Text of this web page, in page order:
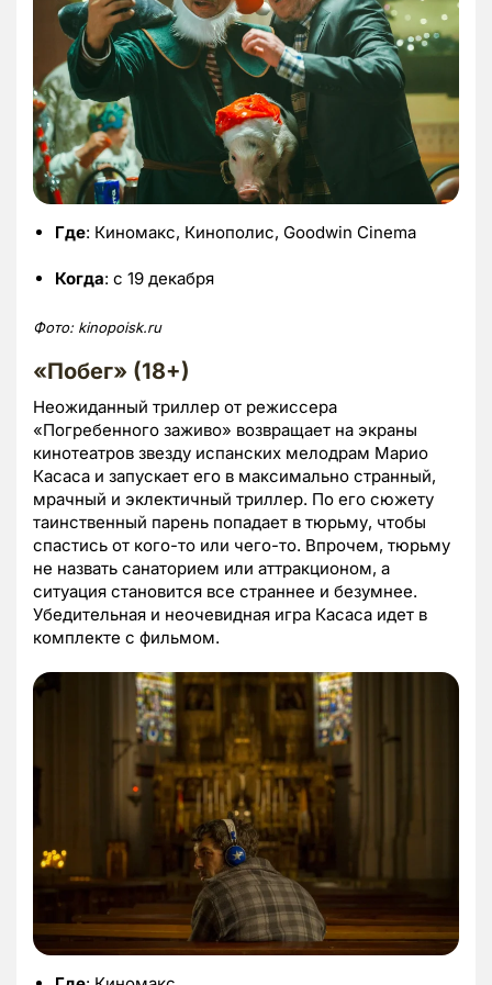
Где: Киномакс, Кинополис, Goodwin Cinema
Когда: с 19 декабря
Фото: kinopoisk.ru
«Побег» (18+)
Неожиданный триллер от режиссера
«Погребенного заживо» возвращает на экраны
кинотеатров звезду испанских мелодрам Марио
Касаса и запускает его в максимально странный,
мрачный и эклектичный триллер. По его сюжету
таинственный парень попадает в тюрьму, чтобы
спастись от кого-то или чего-то. Впрочем, тюрьму
не назвать санаторием или аттракционом, а
ситуация становится все страннее и безумнее.
Убедительная и неочевидная игра Касаса идет в
комплекте с фильмом.